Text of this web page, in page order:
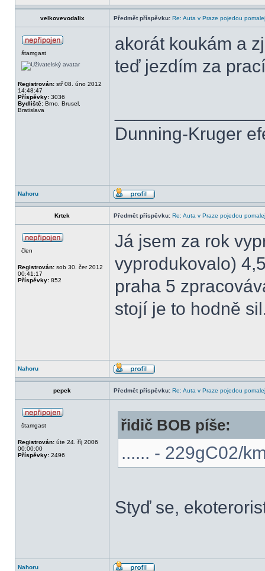
velkovevodalix Předmět příspěvku: Re: Auta v Praze pojedou
štamgast
Registrován: stř 08. úno 2012
14:48:47
Příspěvky: 3036
Bydliště: Brno, Brusel,
Bratislava
akorát koukám a
teď jezdím za
Dunning-Kruger
Nahoru
Krtek Předmět příspěvku: Re: Auta v Praze pojedou
člen
Registrován: sob 30. čer 2012
00:41:17
Příspěvky: 852
Já jsem za rok
vyprodukovalo)
praha 5
stojí je to hodně
Nahoru
pepek Předmět příspěvku: Re: Auta v Praze pojedou
štamgast
Registrován: úte 24. říj 2006
00:00:00
Příspěvky: 2496
řidič BOB píše:
...... - 229gC02/
Styď se,
Nahoru